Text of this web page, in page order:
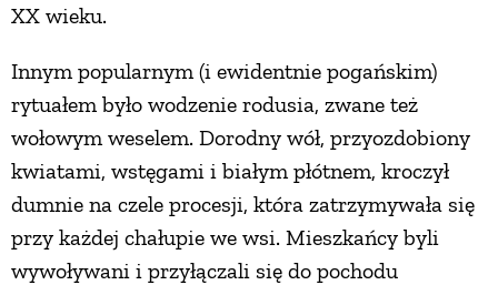
XX wieku.
Innym popularnym (i ewidentnie pogańskim)
rytuałem było wodzenie rodusia, zwane też
wołowym weselem. Dorodny wół, przyozdobiony
kwiatami, wstęgami i białym płótnem, kroczył
dumnie na czele procesji, która zatrzymywała się
przy każdej chałupie we wsi. Mieszkańcy byli
wywoływani i przyłączali się do pochodu